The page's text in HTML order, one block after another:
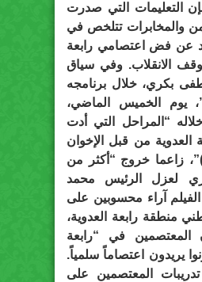
التعليمات التي صدرت
والمخابرات تتلخص في
عن فض اعتصامي رابعة
الانقلاب. وفي سياق
بكري، خلال برنامجه
يوم الخميس الماضي،
“المراحل التي أدت
العدوية من قبل الإخوان
زاعما خروج “أكثر من
لعزل الرئيس محمد
آراء محسوبين على
منطقة رابعة العدوية،
المعتصمين في “رابعة
يريدون اعتصاماً سلمياً.
المعتصمين على